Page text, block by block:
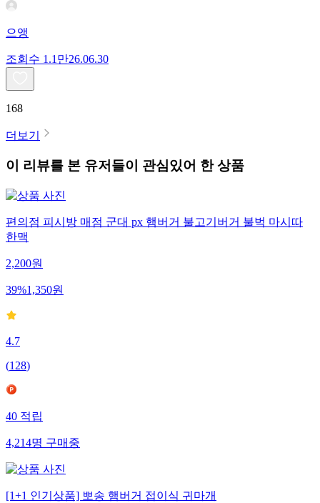
으앵
조회수 1.1만26.06.30
168
더보기
이 리뷰를 본 유저들이 관심있어 한 상품
편의점 피시방 매점 군대 px 햄버거 불고기버거 불벅 마시따
한맥
2,200원
39%1,350원
4.7
(128)
40 적립
4,214명 구매중
[1+1 인기상품] 뽀송 햄버거 접이식 귀마개